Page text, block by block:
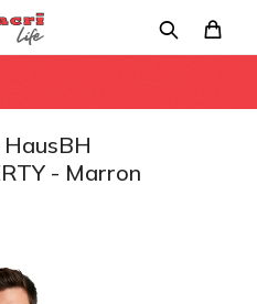
- Marron